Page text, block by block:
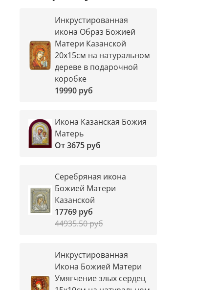
Инкрустированная
икона Образ Божией
Матери Казанской
20х15см на натуральном
дереве в подарочной
коробке
19990 руб
Икона Казанская Божия
Матерь
От3675 руб
Серебряная икона
Божией Матери
Казанской
17769 руб
44935.50 руб
Инкрустированная
Икона Божией Матери
Умягчение злых сердец